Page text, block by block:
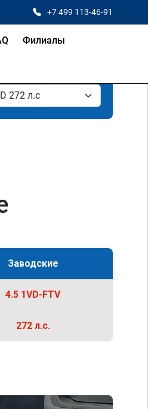
+7 499 113-46-91
Филиалы
Заводские
4.5 1VD-FTV
272 л.с.